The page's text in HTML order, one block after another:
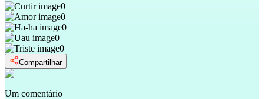
0
0
0
0
0
Compartilhar
Um comentário